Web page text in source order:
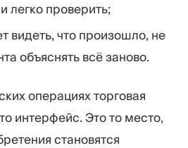
легко проверить;
видеть, что произошло, не
объяснять всё заново.
операциях торговая
интерфейс. Это то место,
становятся